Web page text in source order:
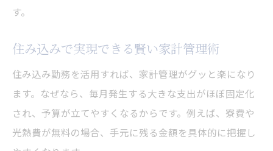
す。
住み込みで実現できる賢い家計管理術
住み込み勤務を活用すれば、家計管理がグッと楽になり
ます。なぜなら、毎月発生する大きな支出がほぼ固定化
され、予算が立てやすくなるからです。例えば、寮費や
光熱費が無料の場合、手元に残る金額を具体的に把握し